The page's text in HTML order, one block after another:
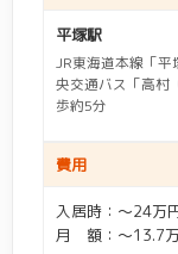
平塚駅
JR東海道本線「平
央交通バス「高村
歩約5分
費用
入居時：～24万
月 額：～13.7